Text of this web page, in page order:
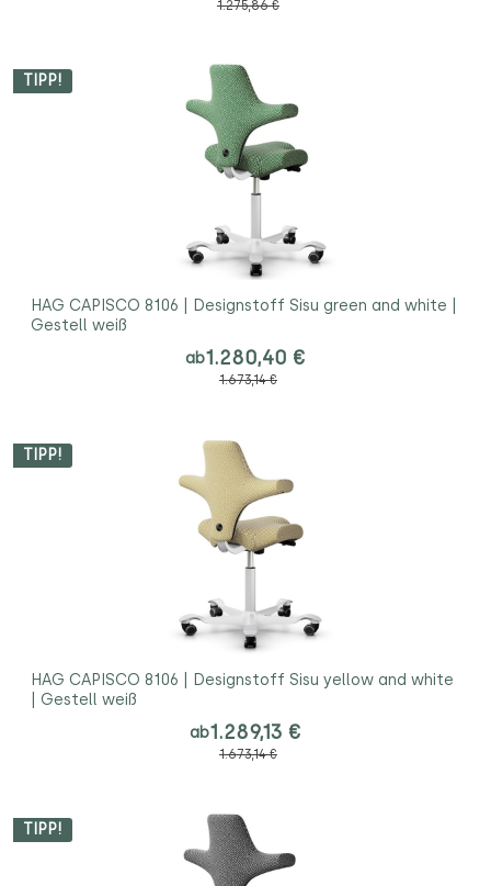
1.275,86 €
TIPP!
HAG CAPISCO 8106 | Designstoff Sisu green and white |
Gestell weiß
ab1.280,40 €
1.673,14 €
TIPP!
HAG CAPISCO 8106 | Designstoff Sisu yellow and white
| Gestell weiß
ab1.289,13 €
1.673,14 €
TIPP!